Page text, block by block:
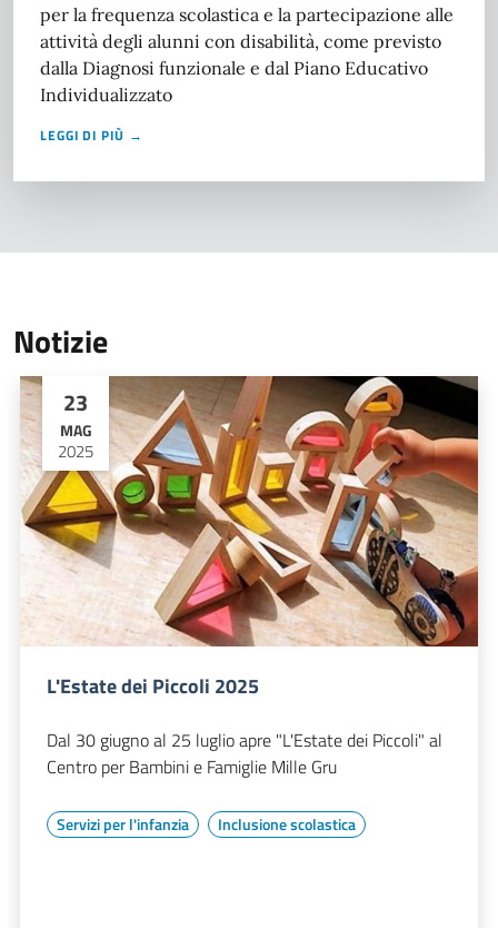
per la frequenza scolastica e la partecipazione alle
attività degli alunni con disabilità, come previsto
dalla Diagnosi funzionale e dal Piano Educativo
Individualizzato
LEGGI DI PIÙ →
Notizie
23
MAG
2025
L'Estate dei Piccoli 2025
Dal 30 giugno al 25 luglio apre "L'Estate dei Piccoli" al
Centro per Bambini e Famiglie Mille Gru
Servizi per l'infanzia Inclusione scolastica